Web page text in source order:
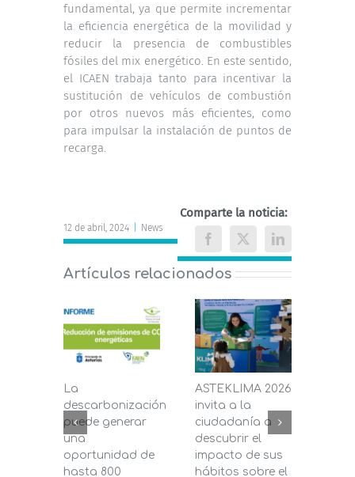
fundamental, ya que permite incrementar
la eficiencia energética de la movilidad y
reducir la presencia de combustibles
fósiles del mix energético. En este sentido,
el ICAEN trabaja tanto para incentivar la
sustitución de vehículos de combustión
por otros nuevos más eficientes, como
para impulsar la instalación de puntos de
recarga.
12 de abril, 2024 News
Comparte la noticia:
Facebook
X LinkedIn
Artículos relacionados
La
descarbonización
puede generar
una
oportunidad de
hasta 800
ASTEKLIMA 2026
invita a la
ciudadanía a
descubrir el
impacto de sus
hábitos sobre el